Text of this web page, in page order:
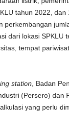
tahun 2022, dan
perkembangan
dari lokasi SPKLU
tempat
station , Badan
(Persero) dan
yang perlu